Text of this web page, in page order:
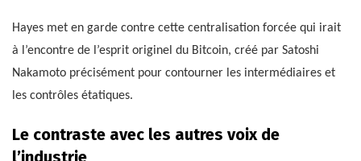
Hayes met en garde contre cette centralisation forcée qui irait
à l’encontre de l’esprit originel du Bitcoin, créé par Satoshi
Nakamoto précisément pour contourner les intermédiaires et
les contrôles étatiques.
Le contraste avec les autres voix de
l’industrie